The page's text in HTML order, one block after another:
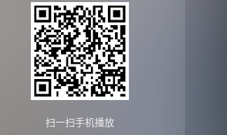
扫一扫手机播放